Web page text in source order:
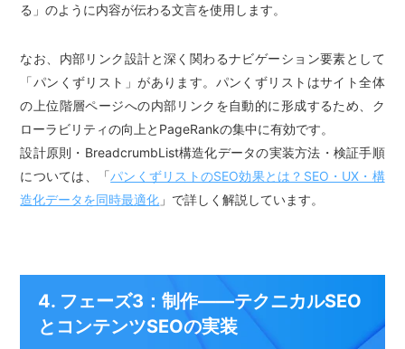
る」のように内容が伝わる文言を使用します。
なお、内部リンク設計と深く関わるナビゲーション要素として
「パンくずリスト」があります。パンくずリストはサイト全体
の上位階層ページへの内部リンクを自動的に形成するため、ク
ローラビリティの向上とPageRankの集中に有効です。
設計原則・BreadcrumbList構造化データの実装方法・検証手順
については、「パンくずリストのSEO効果とは？SEO・UX・構
造化データを同時最適化 」で詳しく解説しています。
4. フェーズ3：制作——テクニカルSEO
とコンテンツSEOの実装